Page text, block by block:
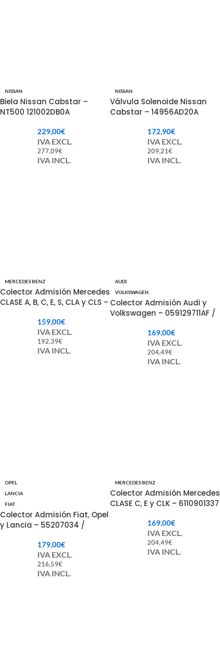
NISSAN
Biela Nissan Cabstar –
NT500 121002DB0A
229,00€
IVA EXCL.
277,09€
IVA INCL.
NISSAN
Válvula Solenoide Nissan
Cabstar – 14956AD20A
172,90€
IVA EXCL.
209,21€
IVA INCL.
MERCEDES BENZ
Colector Admisión Mercedes
CLASE A, B, C, E, S, CLA y CLS –
A6510900037SK
159,00€
IVA EXCL.
192,39€
IVA INCL.
AUDI
VOLKSWAGEN
Colector Admisión Audi y
Volkswagen – 059129711AF /
169,00€
IVA EXCL.
204,49€
IVA INCL.
OPEL
LANCIA
FIAT
Colector Admisión Fiat, Opel
y Lancia – 55207034 /
179,00€
IVA EXCL.
216,59€
IVA INCL.
MERCEDES BENZ
Colector Admisión Mercedes
CLASE C, E y CLK – 6110901337
169,00€
IVA EXCL.
204,49€
IVA INCL.